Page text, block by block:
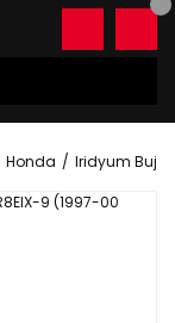
Honda Iridyum